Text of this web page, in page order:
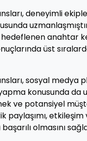
deneyimli
anahtar
üst
sosyal medya
konusunda da
ve potansiyel
paylaşımı,
olmasını